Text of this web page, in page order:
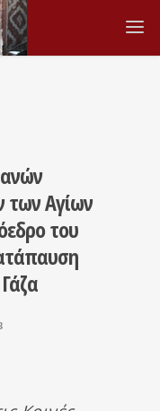
των Αγίων
του